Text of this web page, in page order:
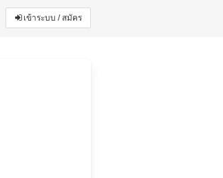
เข้าระบบ / สมัคร